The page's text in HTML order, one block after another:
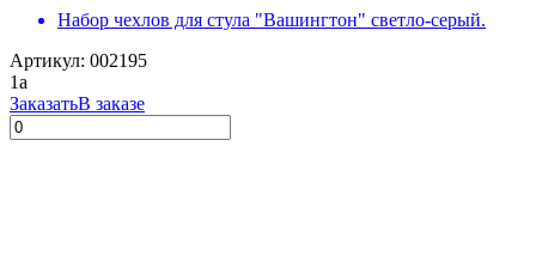
Набор чехлов для стула "Вашингтон" светло-серый.
Артикул: 002195
1a
ЗаказатьВ заказе